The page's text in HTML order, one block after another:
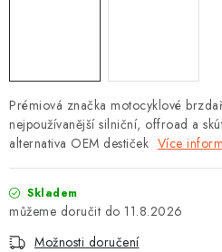
Prémiová značka motocyklové
nejpoužívanější silniční, offroad a
alternativa OEM destiček Více
Skladem
11.8.2026
Možnosti doručení